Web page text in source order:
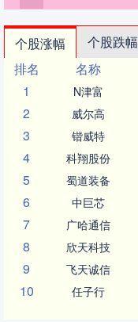
个股涨幅 个股跌幅
排名
名称
1
N津富
2 威尔高
3 锴威特
4 科翔股份
5 蜀道装备
6 中巨芯
7 广哈通信
8 欣天科技
9 飞天诚信
10 任子行